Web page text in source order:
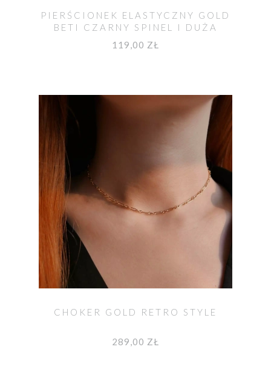
PIERŚCIONEK ELASTYCZNY GOLD
BETI CZARNY SPINEL I DUŻA
PERŁA
119,00 ZŁ
CHOKER GOLD RETRO STYLE
289,00 ZŁ